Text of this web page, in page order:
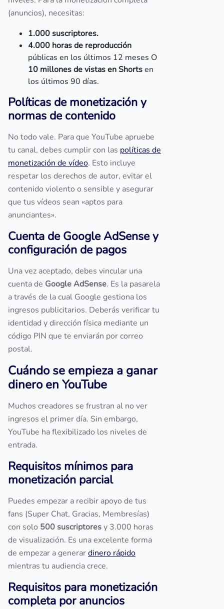
(anuncios), necesitas:
1.000 suscriptores.
4.000 horas de reproducción
públicas en los últimos 12 meses O
10 millones de vistas en Shortsen
los últimos 90 días.
Políticas de monetización y
normas de contenido
No todo vale. Para que YouTube apruebe
tu canal, debes cumplir con las políticas de
monetización de vídeo. Esto incluye
respetar los derechos de autor, evitar el
contenido violento o sensible y asegurar
que tus vídeos sean «aptos para
anunciantes».
Cuenta de Google AdSense y
configuración de pagos
Una vez aceptado, debes vincular una
cuenta de Google AdSense. Es la pasarela
a través de la cual Google gestiona los
ingresos publicitarios. Deberás verificar tu
identidad y dirección física mediante un
código PIN que te enviarán por correo
postal.
Cuándo se empieza a ganar
dinero en YouTube
Muchos creadores se frustran al no ver
ingresos el primer día. Sin embargo,
YouTube ha flexibilizado los niveles de
entrada.
Requisitos mínimos para
monetización parcial
Puedes empezar a recibir apoyo de tus
fans (Super Chat, Gracias, Membresías)
con solo 500 suscriptoresy 3.000 horas
de visualización. Es una excelente forma
de empezar a generardinero rápido
mientras tu audiencia crece.
Requisitos para monetización
completa por anuncios